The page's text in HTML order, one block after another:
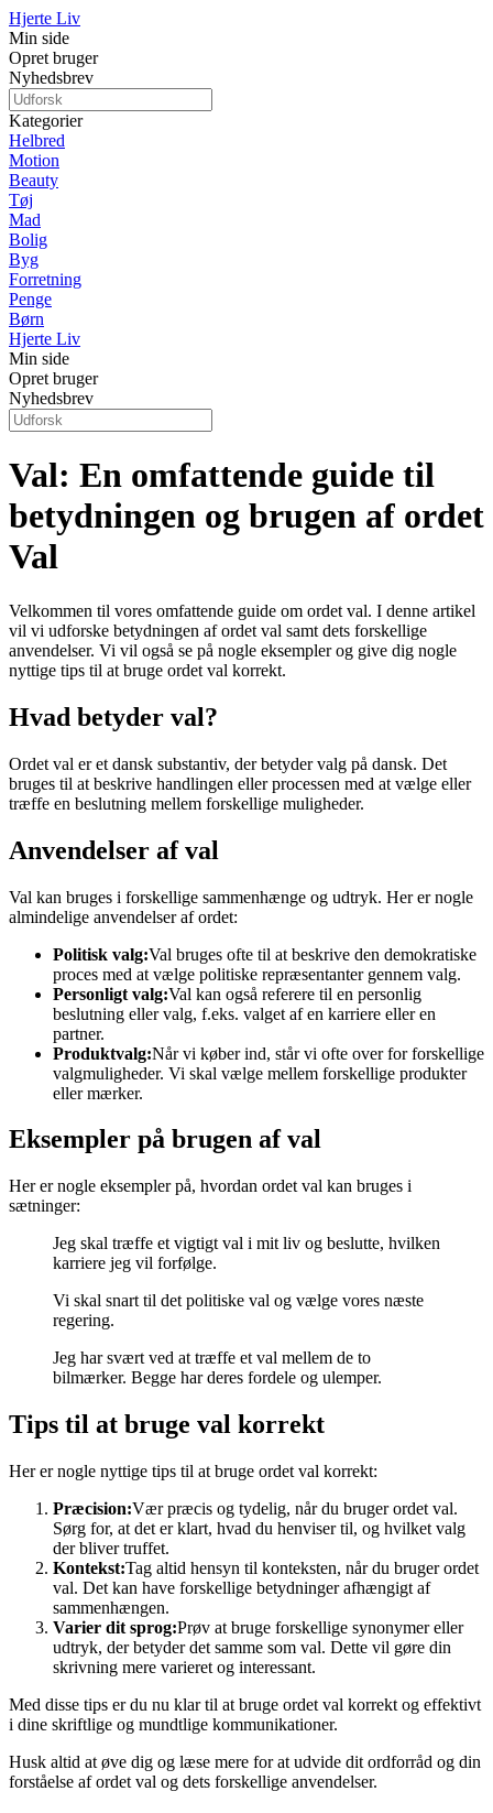
Hjerte Liv
Min side
Opret bruger
Nyhedsbrev
Kategorier
Helbred
Motion
Beauty
Tøj
Mad
Bolig
Byg
Forretning
Penge
Børn
Hjerte Liv
Min side
Opret bruger
Nyhedsbrev
Val: En omfattende guide til
betydningen og brugen af ordet
Val
Velkommen til vores omfattende guide om ordet val. I denne artikel
vil vi udforske betydningen af ordet val samt dets forskellige
anvendelser. Vi vil også se på nogle eksempler og give dig nogle
nyttige tips til at bruge ordet val korrekt.
Hvad betyder val?
Ordet val er et dansk substantiv, der betyder valg på dansk. Det
bruges til at beskrive handlingen eller processen med at vælge eller
træffe en beslutning mellem forskellige muligheder.
Anvendelser af val
Val kan bruges i forskellige sammenhænge og udtryk. Her er nogle
almindelige anvendelser af ordet:
Politisk valg:Val bruges ofte til at beskrive den demokratiske
proces med at vælge politiske repræsentanter gennem valg.
Personligt valg:Val kan også referere til en personlig
beslutning eller valg, f.eks. valget af en karriere eller en
partner.
Produktvalg:Når vi køber ind, står vi ofte over for forskellige
valgmuligheder. Vi skal vælge mellem forskellige produkter
eller mærker.
Eksempler på brugen af val
Her er nogle eksempler på, hvordan ordet val kan bruges i
sætninger:
Jeg skal træffe et vigtigt val i mit liv og beslutte, hvilken
karriere jeg vil forfølge.
Vi skal snart til det politiske val og vælge vores næste
regering.
Jeg har svært ved at træffe et val mellem de to
bilmærker. Begge har deres fordele og ulemper.
Tips til at bruge val korrekt
Her er nogle nyttige tips til at bruge ordet val korrekt:
Præcision:Vær præcis og tydelig, når du bruger ordet val.
Sørg for, at det er klart, hvad du henviser til, og hvilket valg
der bliver truffet.
Kontekst:Tag altid hensyn til konteksten, når du bruger ordet
val. Det kan have forskellige betydninger afhængigt af
sammenhængen.
Varier dit sprog:Prøv at bruge forskellige synonymer eller
udtryk, der betyder det samme som val. Dette vil gøre din
skrivning mere varieret og interessant.
Med disse tips er du nu klar til at bruge ordet val korrekt og effektivt
i dine skriftlige og mundtlige kommunikationer.
Husk altid at øve dig og læse mere for at udvide dit ordforråd og din
forståelse af ordet val og dets forskellige anvendelser.